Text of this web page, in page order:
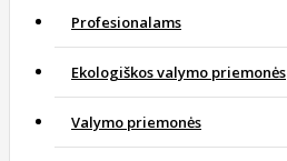
Profesionalams
Ekologiškos valymo priemonės
Valymo priemonės